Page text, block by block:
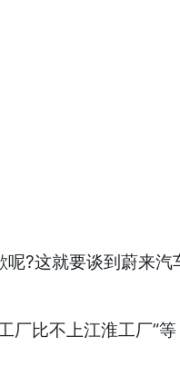
?这就要谈到蔚来
厂比不上江淮工厂”